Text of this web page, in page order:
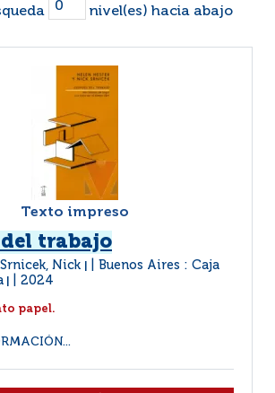
nivel(es) hacia abajo
Texto impreso
del trabajo
Nick
Buenos Aires : Caja
2024
papel.